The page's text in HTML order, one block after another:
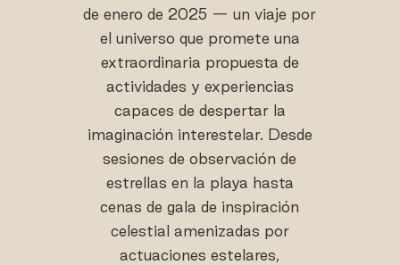
de enero de 2025 — un viaje por
el universo que promete una
extraordinaria propuesta de
actividades y experiencias
capaces de despertar la
imaginación interestelar. Desde
sesiones de observación de
estrellas en la playa hasta
cenas de gala de inspiración
celestial amenizadas por
actuaciones estelares,